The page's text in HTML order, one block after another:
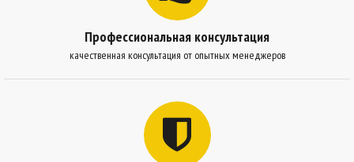
Профессиональная консультация
качественная консультация от опытных менеджеров